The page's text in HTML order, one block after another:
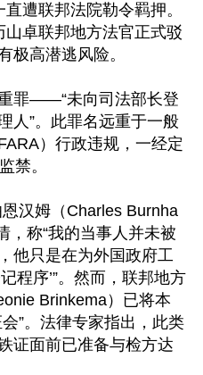
遭联邦法院勒令羁押。
卓联邦地方法官正式驳
极高潜逃风险。
罪——“未向司法部长登
人”。此罪名远重于一般
）行政违规，一经定
禁。
汉姆（Charles Burnha
，称“我的当事人并未被
他只是在为外国政府工
程序’”。然而，联邦地方
Brinkema）已将本
”。法律专家指出，此类
证面前已准备与检方达